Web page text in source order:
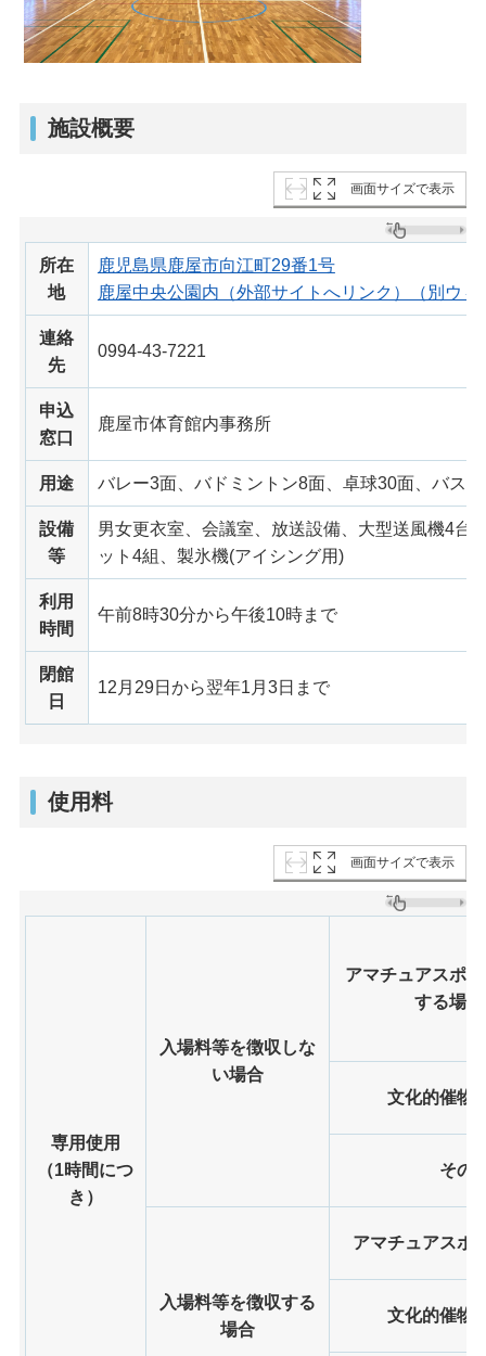
施設概要
画面サイズで表示
所在
地
鹿児島県鹿屋市向江町29番1号
鹿屋中央公園内（外部サイトへリンク）（別ウ
連絡
先
0994-43-7221
申込
窓口
鹿屋市体育館内事務所
用途 バレー3面、バドミントン8面、卓球30面、バス
設備
等
男女更衣室、会議室、放送設備、大型送風機4台
ット4組、製氷機(アイシング用)
利用
時間
午前8時30分から午後10時まで
閉館
日
12月29日から翌年1月3日まで
使用料
画面サイズで表示
専用使用
（1時間につ
き）
入場料等を徴収しな
い場合
アマチュアスポ
する場合
文化的催物
その
入場料等を徴収する
場合
アマチュアスポ
文化的催物